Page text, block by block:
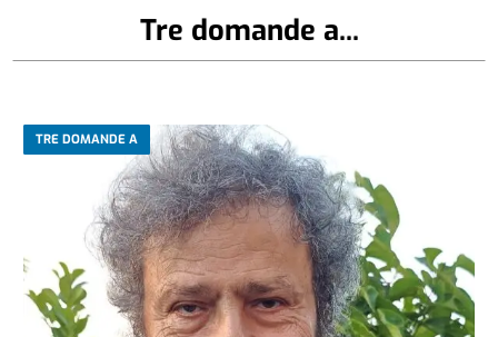
Tre domande a...
TRE DOMANDE A